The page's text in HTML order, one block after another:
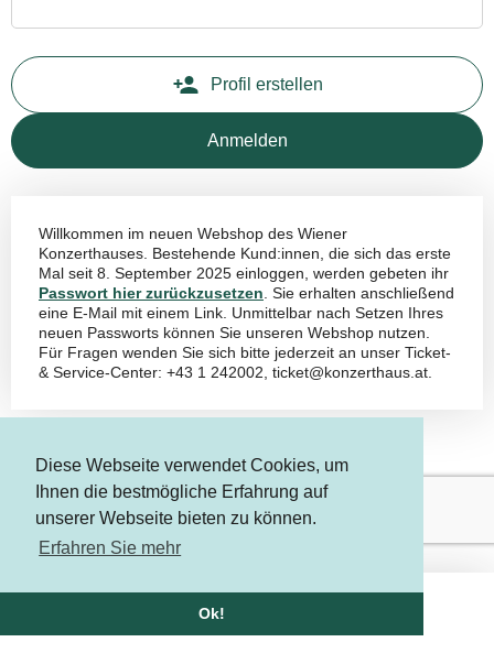
Diese Webseite verwendet Cookies, um
Ihnen die bestmögliche Erfahrung auf
unserer Webseite bieten zu können.
Erfahren Sie mehr
Ok!
Profil erstellen
Anmelden
Willkommen im neuen Webshop des Wiener
Konzerthauses. Bestehende Kund:innen, die sich das erste
Mal seit 8. September 2025 einloggen, werden gebeten ihr
Passwort hier zurückzusetzen . Sie erhalten anschließend
eine E-Mail mit einem Link. Unmittelbar nach Setzen Ihres
neuen Passworts können Sie unseren Webshop nutzen.
Für Fragen wenden Sie sich bitte jederzeit an unser Ticket-
& Service-Center: +43 1 242002, ticket@konzerthaus.at.